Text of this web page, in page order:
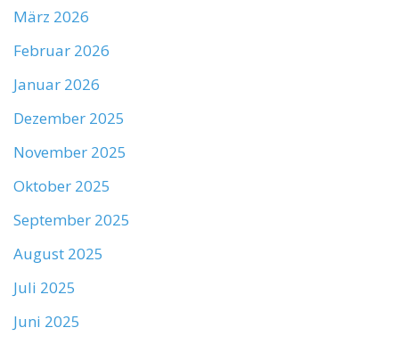
März 2026
Februar 2026
Januar 2026
Dezember 2025
November 2025
Oktober 2025
September 2025
August 2025
Juli 2025
Juni 2025